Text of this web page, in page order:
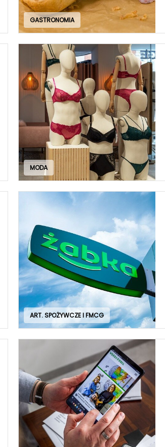
GASTRONOMIA
MODA
ART. SPOŻYWCZE I FMCG